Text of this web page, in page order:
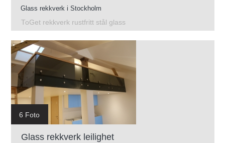
Glass rekkverk i Stockholm
ToGet rekkverk rustfritt stål glass
6 Foto
Glass rekkverk leilighet